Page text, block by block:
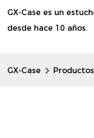
GX-Case es un
desde hace 10 años.
GX-Case Productos